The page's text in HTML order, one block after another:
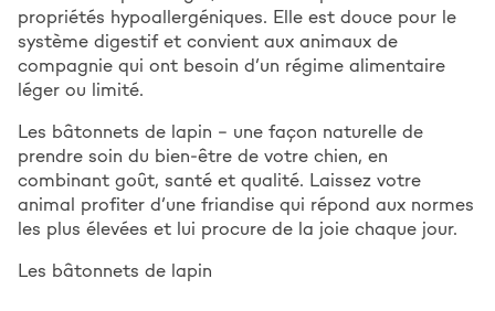
propriétés hypoallergéniques. Elle est douce pour le
système digestif et convient aux animaux de
compagnie qui ont besoin d’un régime alimentaire
léger ou limité.
Les bâtonnets de lapin – une façon naturelle de
prendre soin du bien-être de votre chien, en
combinant goût, santé et qualité. Laissez votre
animal profiter d’une friandise qui répond aux normes
les plus élevées et lui procure de la joie chaque jour.
Les bâtonnets de lapin